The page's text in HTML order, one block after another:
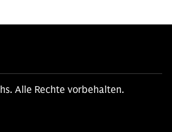
Alle Rechte vorbehalten.